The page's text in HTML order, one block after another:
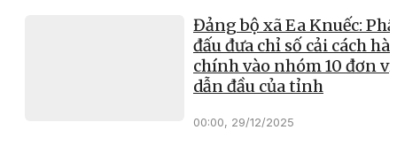
Đảng bộ xã Ea Knuếc:
đấu đưa chỉ số cải cách
chính vào nhóm 10 đơn vị
dẫn đầu của tỉnh
00:00, 29/12/2025